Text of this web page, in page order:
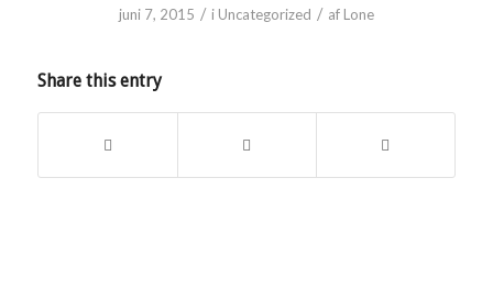
juni 7, 2015 / i Uncategorized / af Lone
Share this entry